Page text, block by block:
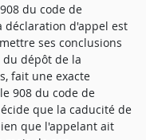
du code de
déclaration d'appel est
ses conclusions
dépôt de la
fait une exacte
908 du code de
que la caducité de
que l'appelant ait